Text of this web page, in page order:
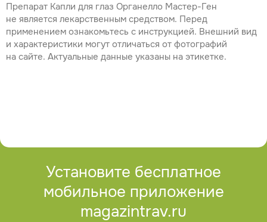
Препарат Капли для глаз Органелло Мастер-Ген
не является лекарственным средством. Перед
применением ознакомьтесь с инструкцией. Внешний вид
и характеристики могут отличаться от фотографий
на сайте. Актуальные данные указаны на этикетке.
Установите бесплатное
мобильное приложение
magazintrav.ru